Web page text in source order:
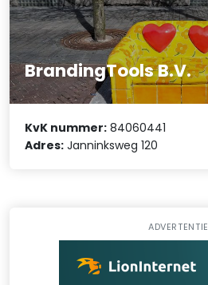
BrandingTools B.V.
KvK nummer: 84060441
Adres: Janninksweg 120
ADVERTENTIE